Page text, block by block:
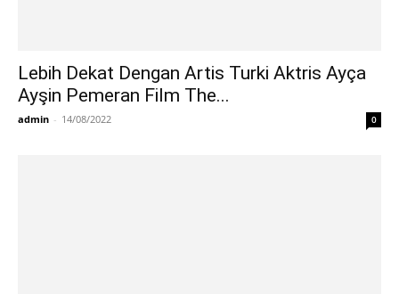
Lebih Dekat Dengan Artis Turki Aktris Ayça
Ayşin Pemeran Film The...
admin - 14/08/2022 0